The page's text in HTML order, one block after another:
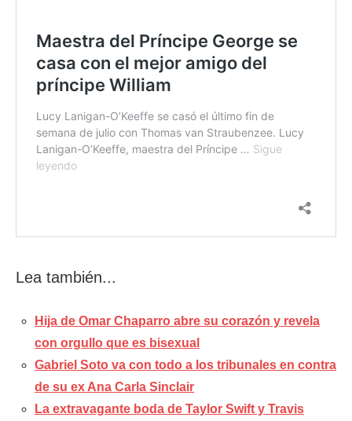
Lea también...
Hija de Omar Chaparro abre su corazón y revela
con orgullo que es bisexual
Gabriel Soto va con todo a los tribunales en contra
de su ex Ana Carla Sinclair
La extravagante boda de Taylor Swift y Travis